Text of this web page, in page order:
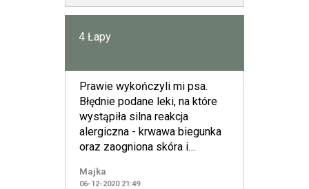
4 Łapy
Prawie wykończyli mi psa.
Błędnie podane leki, na które
wystąpiła silna reakcja
alergiczna - krwawa biegunka
oraz zaogniona skóra i
Majka
06-12-2020 21:49